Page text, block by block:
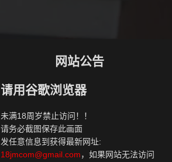
网站公告
请用谷歌浏览器
未满18周岁禁止访问！！
请务必截图保存此画面
发任意信息到获得最新网址:
18jmcom@gmail.com，如果网站无法访问